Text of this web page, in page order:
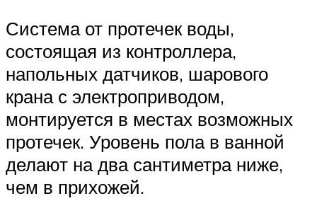
Система от протечек воды,
состоящая из контроллера,
напольных датчиков, шарового
крана с электроприводом,
монтируется в местах возможных
протечек. Уровень пола в ванной
делают на два сантиметра ниже,
чем в прихожей.